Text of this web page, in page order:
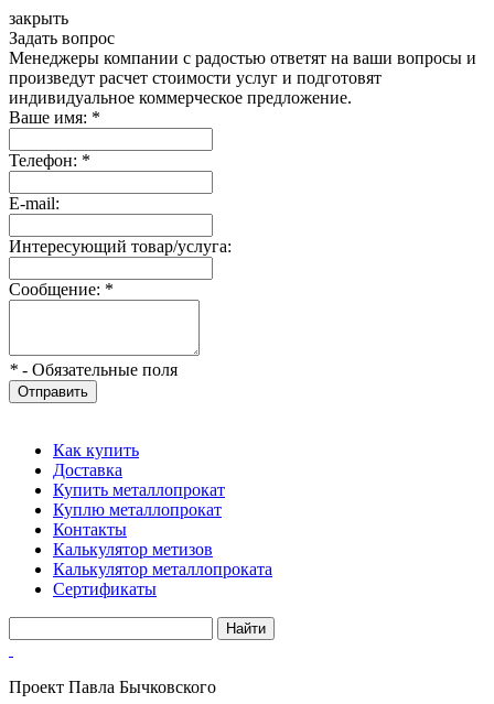
закрыть
Задать вопрос
Менеджеры компании с радостью ответят на ваши вопросы и
произведут расчет стоимости услуг и подготовят
индивидуальное коммерческое предложение.
Ваше имя: *
Телефон: *
E-mail:
Интересующий товар/услуга:
Сообщение: *
* - Обязательные поля
Отправить
Как купить
Доставка
Купить металлопрокат
Куплю металлопрокат
Контакты
Калькулятор метизов
Калькулятор металлопроката
Сертификаты
Проект Павла Бычковского